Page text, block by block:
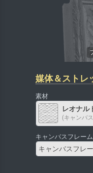
媒体＆ストレ
素材
レオナル
(キャンバ
キャンバスフレーム
キャンバスフレ